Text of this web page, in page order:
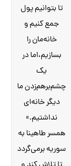
تا بتوانیم پول
جمع کنیم و
خانه‌مان را
بسازیم،اما در
یک
چشم‌برهم‌زدن ما
دیگر خانه‌ای
نداشتیم.»
همسر طاهینا به
سوریه برمی‌گردد